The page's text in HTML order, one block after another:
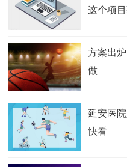
这个项
方案出
做
延安医
快看